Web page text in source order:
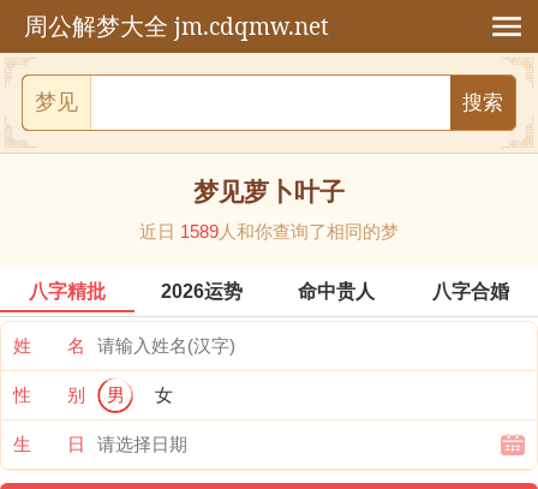
周公解梦大全 jm.cdqmw.net
梦见
梦见萝卜叶子
近日 1589人和你查询了相同的梦
八字精批 2026运势 命中贵人 八字合婚
姓 名
性 别 男 女
生 日